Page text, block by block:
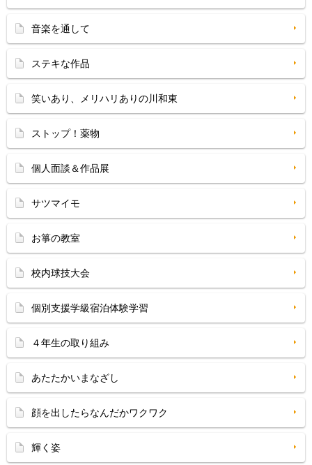
音楽を通して
ステキな作品
笑いあり、メリハリありの川和東
ストップ！薬物
個人面談＆作品展
サツマイモ
お箏の教室
校内球技大会
個別支援学級宿泊体験学習
４年生の取り組み
あたたかいまなざし
顔を出したらなんだかワクワク
輝く姿